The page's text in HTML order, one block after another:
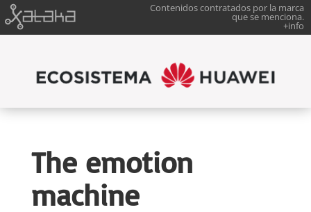
Contenidos contratados por la marca
que se menciona.
+info
The emotion
machine